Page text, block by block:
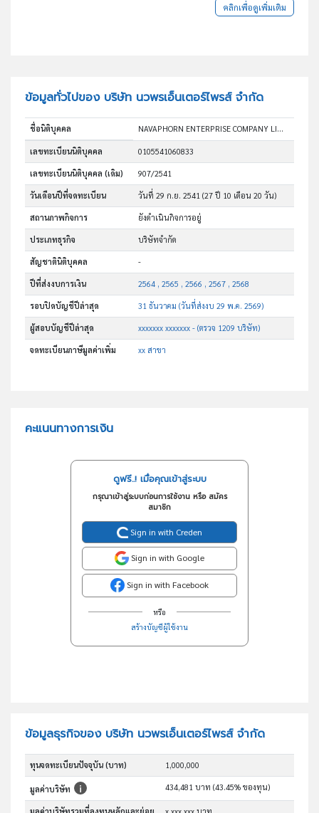
คลิกเพื่อดูเพิ่มเติม
ข้อมูลทั่วไปของ บริษัท นวพรเอ็นเตอร์ไพรส์ จำกัด
ชื่อนิติบุคคล NAVAPHORN ENTERPRISE COMPANY LIMITED
เลขทะเบียนนิติบุคคล 0105541060833
เลขทะเบียนนิติบุคคล (เดิม) 907/2541
วันเดือนปีที่จดทะเบียน วันที่ 29 ก.ย. 2541(27 ปี 10 เดือน 20 วัน)
สถานภาพกิจการ ยังดำเนินกิจการอยู่
ประเภทธุรกิจ บริษัทจำกัด
สัญชาตินิติบุคคล -
ปีที่ส่งงบการเงิน 2564 , 2565 , 2566 , 2567 , 2568
รอบปิดบัญชีปีล่าสุด 31 ธันวาคม (วันที่ส่งงบ 29 พ.ค. 2569)
ผู้สอบบัญชีปีล่าสุด xxxxxxx xxxxxxx - (ตรวจ 1209 บริษัท)
จดทะเบียนภาษีมูลค่าเพิ่ม xx สาขา
คะแนนทางการเงิน
ดูฟรี..! เมื่อคุณเข้าสู่ระบบ
กรุณาเข้าสู่ระบบก่อนการใช้งาน หรือ สมัคร
สมาชิก
Sign in with Creden
Sign in with Google
Sign in with Facebook
หรือ
สร้างบัญชีผู้ใช้งาน
ข้อมูลธุรกิจของ บริษัท นวพรเอ็นเตอร์ไพรส์ จำกัด
ทุนจดทะเบียนปัจจุบัน (บาท) 1,000,000
มูลค่าบริษัท 434,481 บาท (43.45% ของทุน)